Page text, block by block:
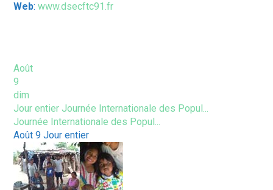
Web:www.dsecftc91.fr
Août
9
dim
Jour entierJournée Internationale des Popul...
Journée Internationale des Popul...
Août 9Jour entier